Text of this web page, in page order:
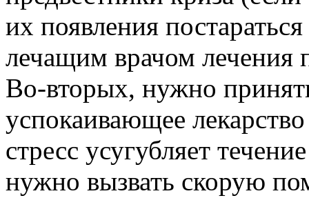
их появления
лечащим врачом лечения
Во-вторых, нужно
успокаивающее
стресс усугубляет
нужно вызвать скорую